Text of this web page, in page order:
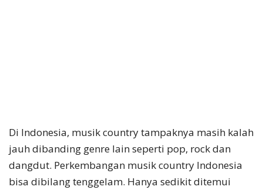
Di Indonesia, musik country tampaknya masih kalah
jauh dibanding genre lain seperti pop, rock dan
dangdut. Perkembangan musik country Indonesia
bisa dibilang tenggelam. Hanya sedikit ditemui